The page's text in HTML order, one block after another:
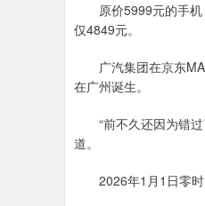
原价5999元的手机
仅4849元。
广汽集团在京东
在广州诞生。
“前不久还因为错过
道。
2026年1月1日零时